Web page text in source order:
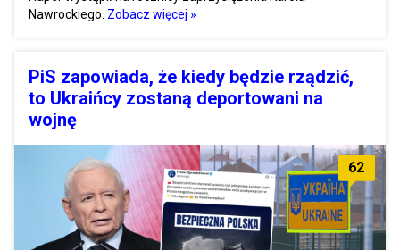
Nawrockiego. Zobacz więcej »
PiS zapowiada, że kiedy będzie rządzić,
to Ukraińcy zostaną deportowani na
wojnę
62